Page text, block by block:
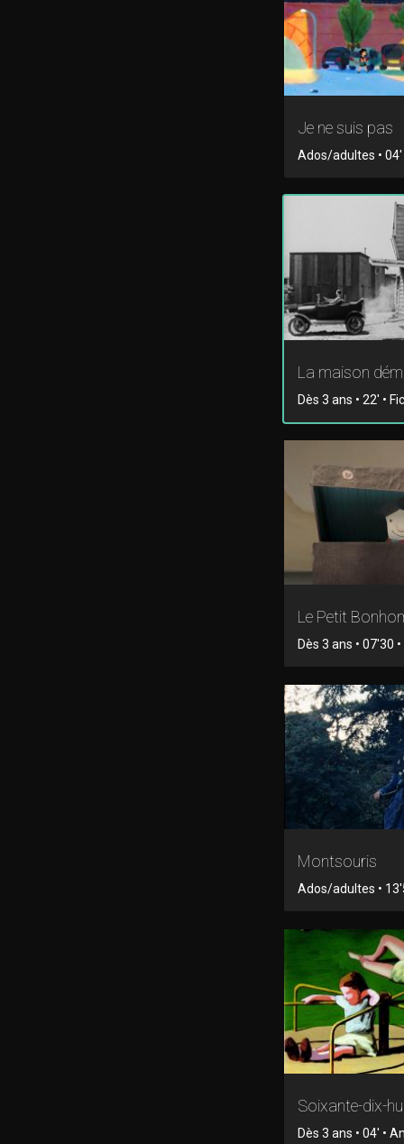
Je ne suis pas
Ados/adultes •
La maison
Dès 3 ans • 22' •
Le Petit
Dès 3 ans • 07'30
Montsouris
Ados/adultes •
Soixante-dix-
Dès 3 ans • 04' •